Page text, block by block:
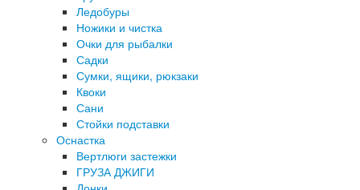
Ледобуры
Ножики и чистка
Очки для рыбалки
Садки
Сумки, ящики, рюкзаки
Квоки
Сани
Стойки подставки
Оснастка
Вертлюги застежки
ГРУЗА ДЖИГИ